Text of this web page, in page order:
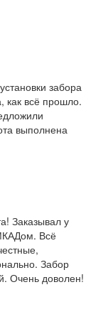
забора
как всё прошло.
выполнена
Заказывал у
Всё
Забор
Очень доволен!